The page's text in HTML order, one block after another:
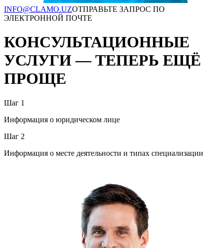
INFO@CLAMO.UZОТПРАВЬТЕ ЗАПРОС ПО
ЭЛЕКТРОННОЙ ПОЧТЕ
КОНСУЛЬТАЦИОННЫЕ
УСЛУГИ — ТЕПЕРЬ ЕЩЁ
ПРОЩЕ
Шаг 1
Информация о юридическом лице
Шаг 2
Информация о месте деятельности и типах специализации